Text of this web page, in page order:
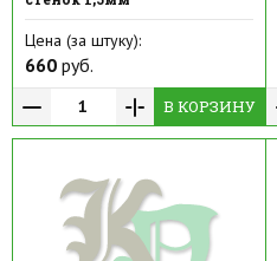
Цена (за штуку):
660 руб.
В КОРЗИНУ